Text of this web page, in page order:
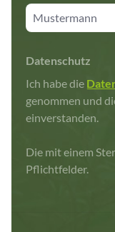
Datenschutz
Ich habe die
genommen und
einverstanden.
Die mit einem
Pflichtfelder.